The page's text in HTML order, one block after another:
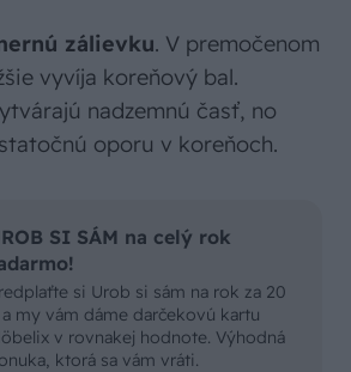
zálievku. V premočenom
vyvíja koreňový bal.
nadzemnú časť, no
oporu v koreňoch.
SI SÁM na celý rok
si Urob si sám na rok za 20
my vám dáme darčekovú kartu
v rovnakej hodnote. Výhodná
ktorá sa vám vráti.